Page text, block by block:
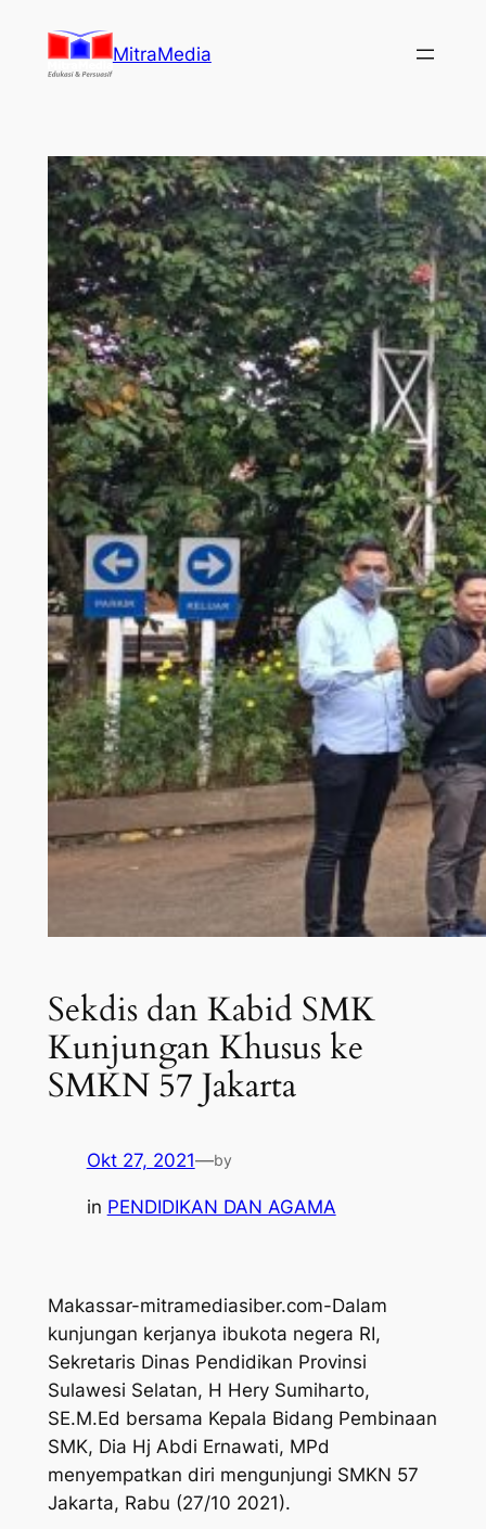
konten
MitraMedia
Sekdis dan Kabid SMK
Kunjungan Khusus ke
SMKN 57 Jakarta
Okt 27, 2021—by
in PENDIDIKAN DAN AGAMA
Makassar-mitramediasiber.com-Dalam
kunjungan kerjanya ibukota negera RI,
Sekretaris Dinas Pendidikan Provinsi
Sulawesi Selatan, H Hery Sumiharto,
SE.M.Ed bersama Kepala Bidang Pembinaan
SMK, Dia Hj Abdi Ernawati, MPd
menyempatkan diri mengunjungi SMKN 57
Jakarta, Rabu (27/10 2021).